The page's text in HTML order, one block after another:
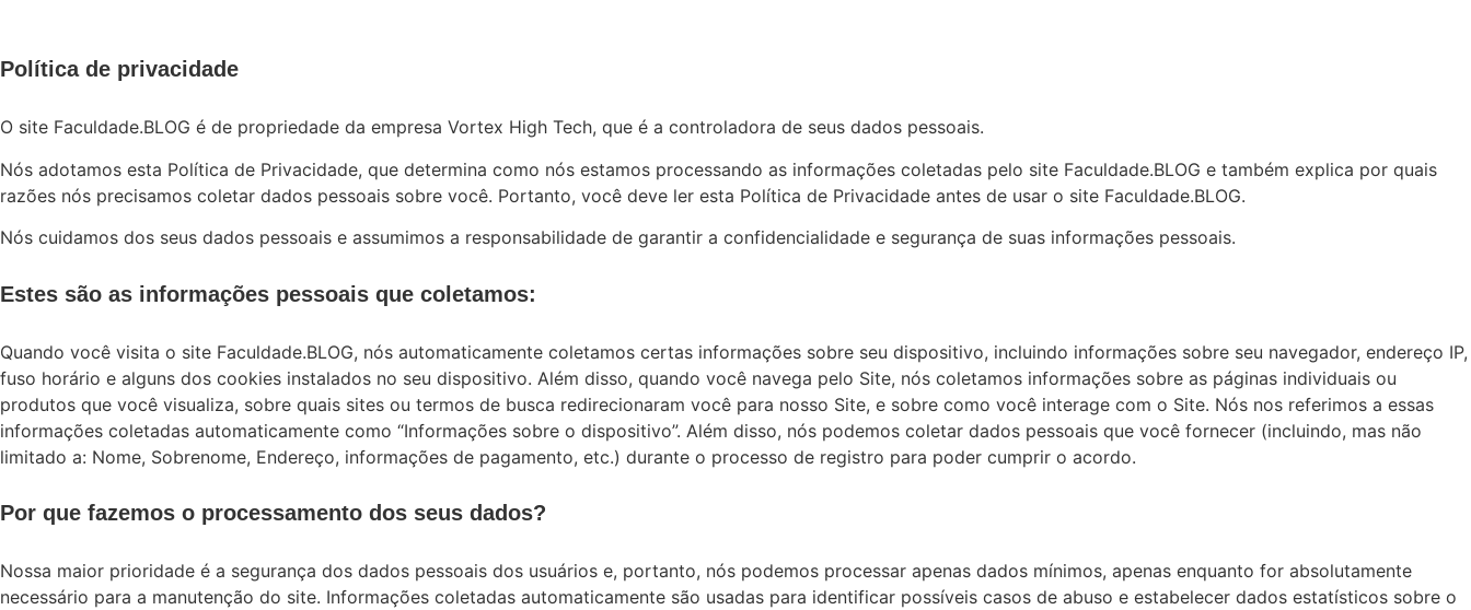
Política de privacidade
O site Faculdade.BLOG é de propriedade da empresa Vortex High Tech, que é a controladora de seus dados pessoais.
Nós adotamos esta Política de Privacidade, que determina como nós estamos processando as informações coletadas pelo site Faculdade.BLOG e também explica por quais
razões nós precisamos coletar dados pessoais sobre você. Portanto, você deve ler esta Política de Privacidade antes de usar o site Faculdade.BLOG.
Nós cuidamos dos seus dados pessoais e assumimos a responsabilidade de garantir a confidencialidade e segurança de suas informações pessoais.
Estes são as informações pessoais que coletamos:
Quando você visita o site Faculdade.BLOG, nós automaticamente coletamos certas informações sobre seu dispositivo, incluindo informações sobre seu navegador, endereço IP,
fuso horário e alguns dos cookies instalados no seu dispositivo. Além disso, quando você navega pelo Site, nós coletamos informações sobre as páginas individuais ou
produtos que você visualiza, sobre quais sites ou termos de busca redirecionaram você para nosso Site, e sobre como você interage com o Site. Nós nos referimos a essas
informações coletadas automaticamente como “Informações sobre o dispositivo”. Além disso, nós podemos coletar dados pessoais que você fornecer (incluindo, mas não
limitado a: Nome, Sobrenome, Endereço, informações de pagamento, etc.) durante o processo de registro para poder cumprir o acordo.
Por que fazemos o processamento dos seus dados?
Nossa maior prioridade é a segurança dos dados pessoais dos usuários e, portanto, nós podemos processar apenas dados mínimos, apenas enquanto for absolutamente
necessário para a manutenção do site. Informações coletadas automaticamente são usadas para identificar possíveis casos de abuso e estabelecer dados estatísticos sobre o